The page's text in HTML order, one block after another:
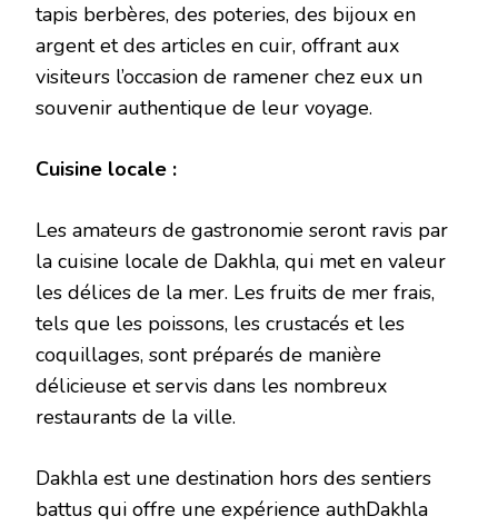
tapis berbères, des poteries, des bijoux en
argent et des articles en cuir, offrant aux
visiteurs l’occasion de ramener chez eux un
souvenir authentique de leur voyage.
Cuisine locale :
Les amateurs de gastronomie seront ravis par
la cuisine locale de Dakhla, qui met en valeur
les délices de la mer. Les fruits de mer frais,
tels que les poissons, les crustacés et les
coquillages, sont préparés de manière
délicieuse et servis dans les nombreux
restaurants de la ville.
Dakhla est une destination hors des sentiers
battus qui offre une expérience authDakhla